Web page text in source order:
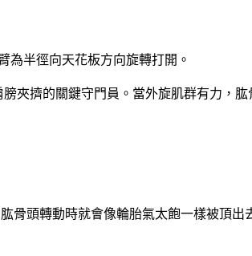
為半徑向天花板方向旋轉打開。
夾擠的關鍵守門員。當外旋肌群有力，
頭轉動時就會像輪胎氣太飽一樣被頂